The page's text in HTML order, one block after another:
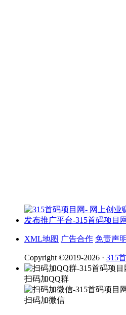
XML地图 广告合作 免责声明
Copyright ©2019-2026 · 315
扫码加QQ群
扫码加微信